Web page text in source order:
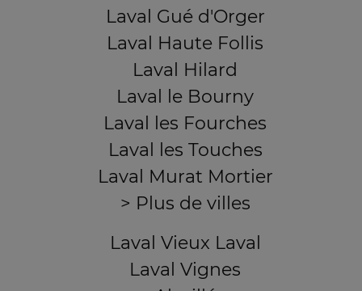
Laval Gué d'Orger
Laval Haute Follis
Laval Hilard
Laval le Bourny
Laval les Fourches
Laval les Touches
Laval Murat Mortier
> Plus de villes
Laval Vieux Laval
Laval Vignes